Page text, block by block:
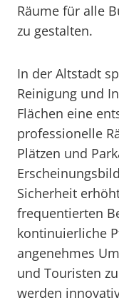
Räume für alle
zu gestalten.
In der Altstadt
Reinigung und
Flächen eine
professionelle
Plätzen und
Sicherheit
frequentierten
kontinuierliche
angenehmes
und Touristen
werden